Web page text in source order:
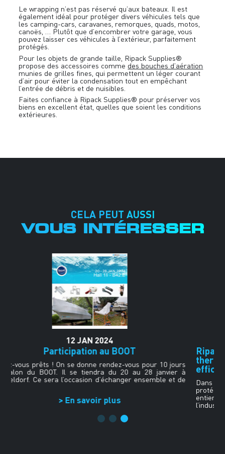
Le wrapping n’est pas réservé qu’aux bateaux. Il est
également idéal pour protéger divers véhicules tels que
les camping-cars, caravanes, remorques, quads, motos,
canoës, … Plutôt que d’encombrer votre garage, vous
pouvez laisser ces véhicules à l’extérieur, parfaitement
protégés.
Pour les objets de grande taille, Ripack Supplies®
propose des accessoires comme des bouches d’aération
munies de grilles fines, qui permettent un léger courant
d’air pour éviter la condensation tout en empêchant
l’entrée de débris et de nuisibles.
Faites confiance à Ripack Supplies® pour préserver vos
biens en excellent état, quelles que soient les conditions
extérieures.
CELA PEUT AUSSI
VOUS INTÉRESSER
26NOV
Ripack Supplies® : L’expertise du film
thermo-rétractable pour une protection
efficace
Dans de nombreux secteurs industriels, le besoin de
protéger des surfaces, des matériaux ou même des sites
entiers est crucial. Que ce soit dans le secteur du bâtiment,
l’industrie ou […]
> En savoir plus